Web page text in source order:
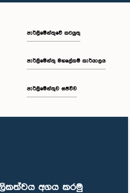
අගය කරමු
පාර්ලිමේන්තුවේ කටයුතු
පාර්ලිමේන්තු මහලේකම් කාර්යාලය
පාර්ලිමේන්තුව සජීවීව